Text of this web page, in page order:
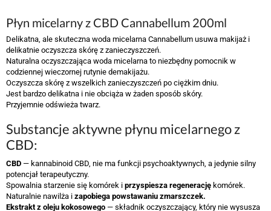
Płyn micelarny z CBD Cannabellum 200ml
Delikatna, ale skuteczna woda micelarna Cannabellum usuwa makijaż i
delikatnie oczyszcza skórę z zanieczyszczeń.
Naturalna oczyszczająca woda micelarna to niezbędny pomocnik w
codziennej wieczornej rutynie demakijażu.
Oczyszcza skórę z wszelkich zanieczyszczeń po ciężkim dniu.
Jest bardzo delikatna i nie obciąża w żaden sposób skóry.
Przyjemnie odświeża twarz.
Substancje aktywne płynu micelarnego z
CBD:
CBD — kannabinoid CBD, nie ma funkcji psychoaktywnych, a jedynie silny
potencjał terapeutyczny.
Spowalnia starzenie się komórek i przyspiesza regenerację komórek.
Naturalnie nawilża i zapobiega powstawaniu zmarszczek.
Ekstrakt z oleju kokosowego — składnik oczyszczający, który nie wysusza